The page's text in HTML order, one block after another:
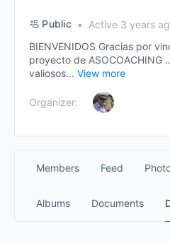
Public
Active 3 years
BIENVENIDOS Gracias por
proyecto de ASOCOACHING
valiosos... View more
Organizer:
Members Feed
Albums Documents